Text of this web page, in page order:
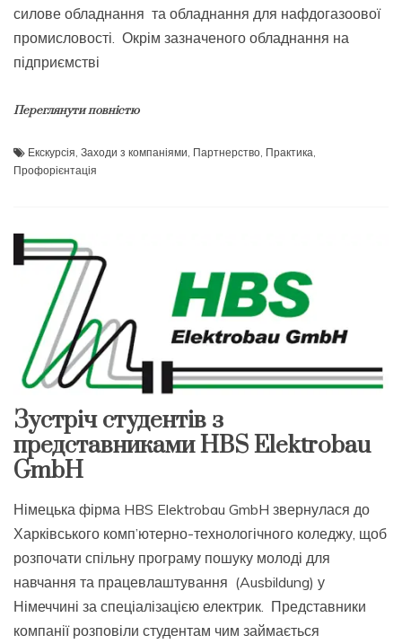
силове обладнання та обладнання для нафдогазоової
промисловості. Окрім зазначеного обладнання на
підприємстві
Переглянути повністю
Екскурсія Заходи з компаніями Партнерство Практика
Профорієнтація
Зустріч студентів з
представниками HBS Elektrobau
GmbH
Німецька фірма HBS Elektrobau GmbH звернулася до
Харківського комп’ютерно-технологічного коледжу, щоб
розпочати спільну програму пошуку молоді для
навчання та працевлаштування (Ausbildung) у
Німеччині за спеціалізацією електрик. Представники
компанії розповіли студентам чим займається